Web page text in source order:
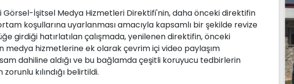
Görsel-İşitsel Medya Hizmetleri Direktifi'nin, daha önceki direktifin
koşullarına uyarlanması amacıyla kapsamlı bir şekilde revize
girdiği hatırlatılan çalışmada, yenilenen direktifin, önceki
medya hizmetlerine ek olarak çevrim içi video paylaşım
dahiline aldığı ve bu bağlamda çeşitli koruyucu tedbirlerin
zorunlu kılındığı belirtildi.